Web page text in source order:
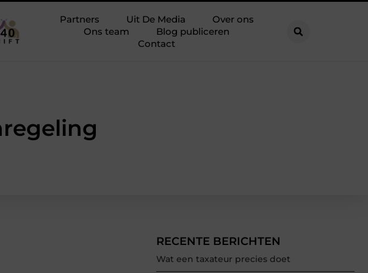
Partners Uit De Media
Over ons
Ons team
Blog publiceren
Contact
RECENTE BERICHTEN
Wat een taxateur precies doet